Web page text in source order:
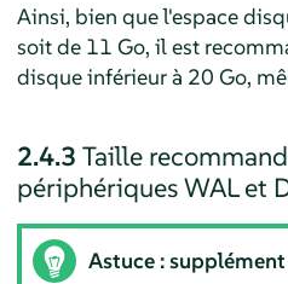
Ainsi, bien que l'espace
soit de 11 Go, il est
disque inférieur à 20 Go,
2.4.3 Taille
périphériques WAL et
Astuce :